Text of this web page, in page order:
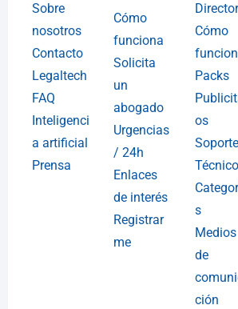
Sobre
nosotros
Contacto
Legaltech
FAQ
Inteligenci
a artificial
Prensa
Cómo
funciona
Solicita
un
abogado
Urgencias
/ 24h
Enlaces
de interés
Registrar
me
Cómo
Packs
os
Soporte
Técnico
s
Medios
de
ción